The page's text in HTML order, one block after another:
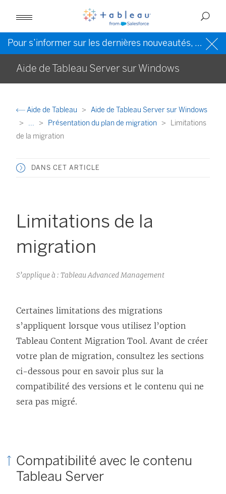
Pour s’informer sur les dernières nouveautés, veuillez consulter l’
Aide de Tableau Server sur Windows
Aide de Tableau
Aide de Tableau Server sur Windows
...
Présentation du plan de migration
Limitations
de la migration
DANS CET ARTICLE
Limitations de la
migration
S’applique à : Tableau Advanced Management
Certaines limitations des migrations
s’appliquent lorsque vous utilisez l’option
Tableau Content Migration Tool. Avant de créer
votre plan de migration, consultez les sections
ci-dessous pour en savoir plus sur la
compatibilité des versions et le contenu qui ne
sera pas migré.
Compatibilité avec le contenu
Tableau Server